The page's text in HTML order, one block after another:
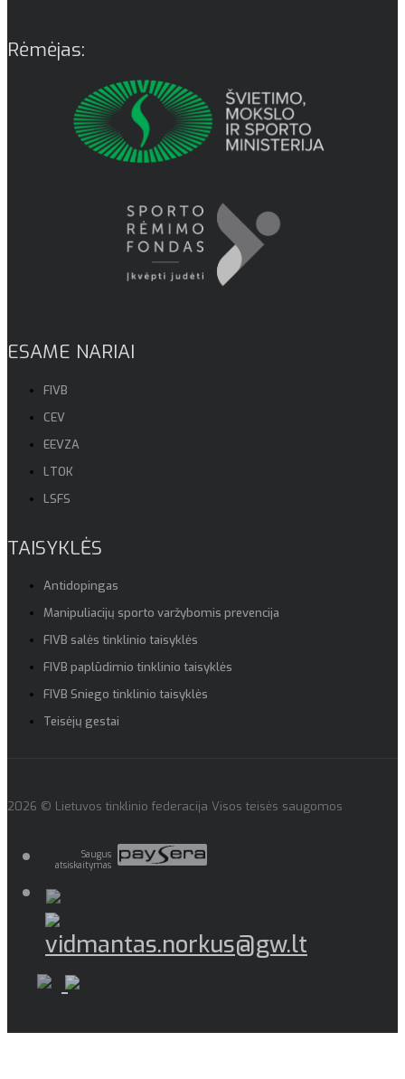
Rėmėjas:
ESAME NARIAI
FIVB
CEV
EEVZA
LTOK
LSFS
TAISYKLĖS
Antidopingas
Manipuliacijų sporto varžybomis prevencija
FIVB salės tinklinio taisyklės
FIVB paplūdimio tinklinio taisyklės
FIVB Sniego tinklinio taisyklės
Teisėjų gestai
2026 © Lietuvos tinklinio federacija Visos teisės saugomos
Saugus
atsiskaitymas